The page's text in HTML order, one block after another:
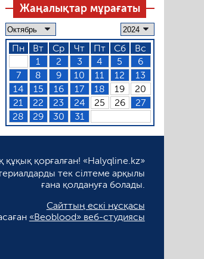
Жаңалықтар мұрағаты
Пн Вт Ср Чт Пт Сб
Вс
1
2 3 4 5
6
7
8 9 10 11 12
13
14
15 16 17 18 19
20
21
22 23 24 25 26
27
28
29 30 31
қорғалған! «Halyqline.kz»
тек сілтеме арқылы
ғана қолдануға болады.
Сайттың ескі нұсқасы
«Beoblood» веб-студиясы